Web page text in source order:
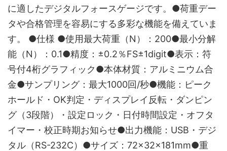
に適したデジタルフォースゲージです。●荷重デー
タや合格管理を容易にする多彩な機能を備えていま
す。 ●仕様 ●使用最大荷重（N）：200●最小分解
能（N）：0.1●精度：±0.2％FS±1digit●表示：符
号付4桁グラフィック●本体材質：アルミニウム合
金●サンプリング：最大1000回/秒●機能：ピーク
ホールド・OK判定・ディスプレイ反転・ダンピン
グ（3段階）・設定ロック・日付時間設定・オフタ
イマー・校正時期お知らせ●出力機能：USB・デジ
タル（RS-232C）●サイズ：72×32×181mm●重